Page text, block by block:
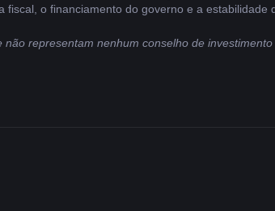
o financiamento do governo e a estabilidade
representam nenhum conselho de